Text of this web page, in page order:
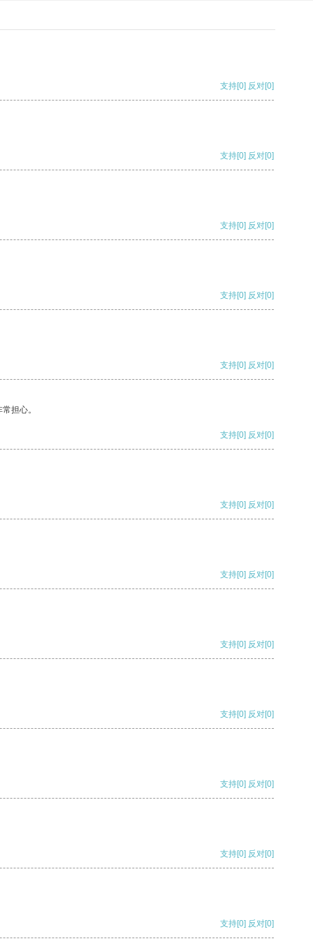
支持[0] 反对[0]
支持[0] 反对[0]
支持[0] 反对[0]
支持[0] 反对[0]
支持[0] 反对[0]
担心。
支持[0] 反对[0]
支持[0] 反对[0]
支持[0] 反对[0]
支持[0] 反对[0]
支持[0] 反对[0]
支持[0] 反对[0]
支持[0] 反对[0]
支持[0] 反对[0]